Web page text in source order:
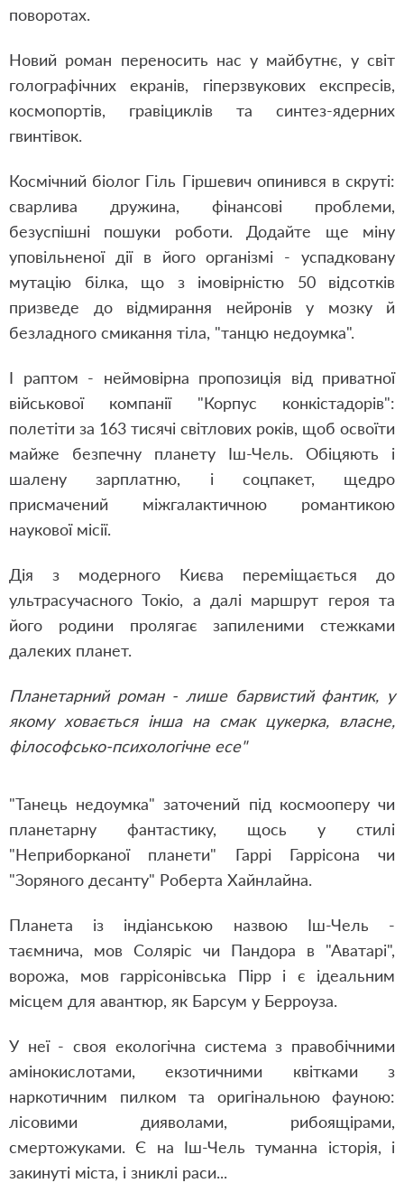
поворотах.
Новий роман переносить нас у майбутнє, у світ
голографічних екранів, гіперзвукових експресів,
космопортів, гравіциклів та синтез-ядерних
гвинтівок.
Космічний біолог Гіль Гіршевич опинився в скруті:
сварлива дружина, фінансові проблеми,
безуспішні пошуки роботи. Додайте ще міну
уповільненої дії в його організмі - успадковану
мутацію білка, що з імовірністю 50 відсотків
призведе до відмирання нейронів у мозку й
безладного смикання тіла, "танцю недоумка".
І раптом - неймовірна пропозиція від приватної
військової компанії "Корпус конкістадорів":
полетіти за 163 тисячі світлових років, щоб освоїти
майже безпечну планету Іш-Чель. Обіцяють і
шалену зарплатню, і соцпакет, щедро
присмачений міжгалактичною романтикою
наукової місії.
Дія з модерного Києва переміщається до
ультрасучасного Токіо, а далі маршрут героя та
його родини пролягає запиленими стежками
далеких планет.
Планетарний роман - лише барвистий фантик, у
якому ховається інша на смак цукерка, власне,
філософсько-психологічне есе"
"Танець недоумка" заточений під космооперу чи
планетарну фантастику, щось у стилі
"Неприборканої планети" Гаррі Гаррісона чи
"Зоряного десанту" Роберта Хайнлайна.
Планета із індіанською назвою Іш-Чель -
таємнича, мов Соляріс чи Пандора в "Аватарі",
ворожа, мов гаррісонівська Пірр і є ідеальним
місцем для авантюр, як Барсум у Берроуза.
У неї - своя екологічна система з правобічними
амінокислотами, екзотичними квітками з
наркотичним пилком та оригінальною фауною:
лісовими дияволами, рибоящірами,
смертожуками. Є на Іш-Чель туманна історія, і
закинуті міста, і зниклі раси...